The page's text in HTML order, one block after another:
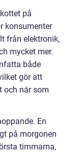
på
konsumenter
från elektronik,
mycket mer.
både
gör att
och när som
En
på morgonen
timmarna,